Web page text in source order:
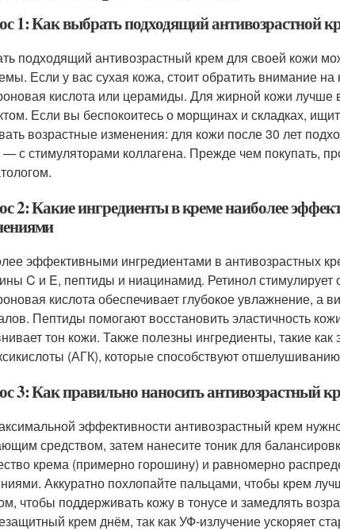
1: Как выбрать подходящий антивозрастной
подходящий антивозрастный крем для своей кожи
Если у вас сухая кожа, стоит обратить внимание
кислота или церамиды. Для жирной кожи лучше
Если вы беспокоитесь о морщинах и складках,
возрастные изменения: для кожи после 30 лет
— с стимуляторами коллагена. Прежде чем покупать,
2: Какие ингредиенты в креме наиболее
эффективными ингредиентами в антивозрастных
C и E, пептиды и ниацинамид. Ретинол
кислота обеспечивает глубокое увлажнение,
Пептиды помогают восстановить эластичность
тон кожи. Также полезны ингредиенты, такие
(АГК), которые способствуют
3: Как правильно наносить антивозрастный
эффективности антивозрастный крем
средством, затем нанесите тоник для
крема (примерно горошину) и равномерно
Аккуратно похлопайте пальцами, чтобы крем
чтобы поддерживать кожу в тонусе и замедлять
крем днём, так как УФ-излучение ускоряет